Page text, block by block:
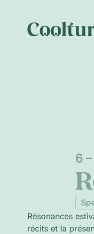
6
Résonances
récits et la